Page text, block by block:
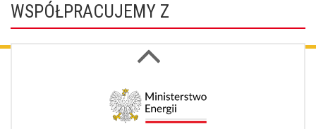
WSPÓŁPRACUJEMY Z